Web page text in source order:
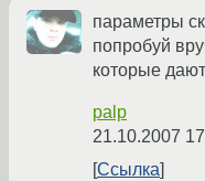
параметры
попробуй
которые
palp
21.10.2007
Ссылка